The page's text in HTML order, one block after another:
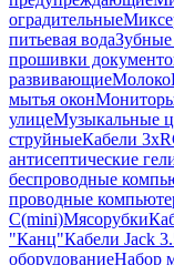
оградительные
питьевая водаЗубные
прошивки
развивающиеМолоко
мытья окон
улицеМузыкальные
струйныеКабели
антисептические
беспроводные
проводные
C(mini)Мясорубки
"Канц"Кабели Jack
оборудованиеНабор